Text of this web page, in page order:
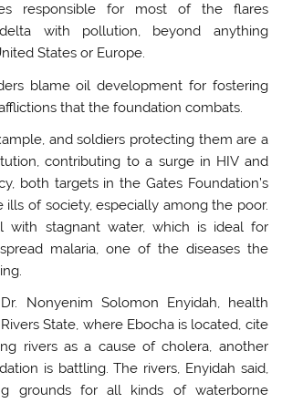
responsible for most of the flares
with pollution, beyond anything
States or Europe.
blame oil development for fostering
that the foundation combats.
and soldiers protecting them are a
contributing to a surge in HIV and
both targets in the Gates Foundation’s
ills of society, especially among the poor.
with stagnant water, which is ideal for
malaria, one of the diseases the
Nonyenim Solomon Enyidah, health
State, where Ebocha is located, cite
rivers as a cause of cholera, another
is battling. The rivers, Enyidah said,
grounds for all kinds of waterborne